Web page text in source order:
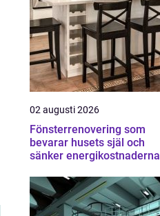
02 augusti 2026
Fönsterrenovering som
bevarar husets själ och
sänker energikostnaderna